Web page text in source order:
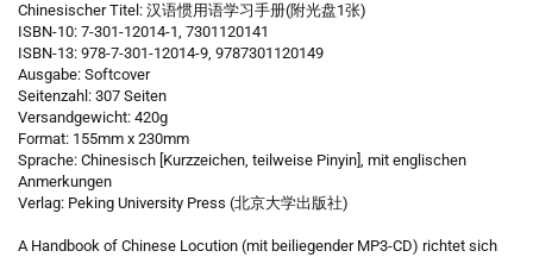
Chinesischer Titel: 汉语惯用语学习手册(附光盘1张)
ISBN-10: 7-301-12014-1, 7301120141
ISBN-13: 978-7-301-12014-9, 9787301120149
Ausgabe: Softcover
Seitenzahl: 307 Seiten
Versandgewicht: 420g
Format: 155mm x 230mm
Sprache: Chinesisch [Kurzzeichen, teilweise Pinyin], mit englischen
Anmerkungen
Verlag: Peking University Press (北京大学出版社)
A Handbook of Chinese Locution (mit beiliegender MP3-CD) richtet sich